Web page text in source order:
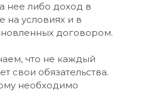
нее либо доход в
на условиях и в
договором.
что не каждый
свои обязательства.
необходимо